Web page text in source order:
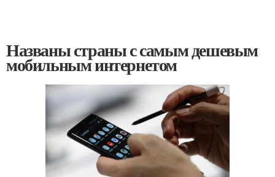
Названы страны с самым дешевым
мобильным интернетом